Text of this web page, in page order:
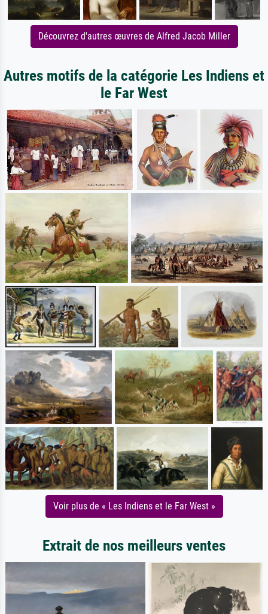
Découvrez d'autres œuvres de Alfred Jacob Miller
Autres motifs de la catégorie Les Indiens et
le Far West
Voir plus de « Les Indiens et le Far West »
Extrait de nos meilleurs ventes